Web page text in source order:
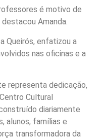
é motivo de
Amanda.
Queirós, enfatizou a
nas oficinas e a
representa dedicação,
Cultural
diariamente
alunos, famílias e
transformadora da